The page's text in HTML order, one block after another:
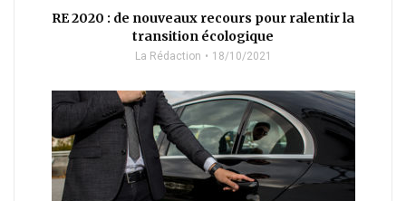
RE 2020 : de nouveaux recours pour ralentir la
transition écologique
La Rédaction 18/10/2021